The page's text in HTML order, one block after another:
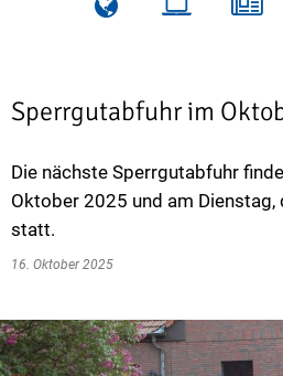
Sperrgutabfuhr im
Die nächste Sperrgutabfuhr
Oktober 2025 und am
statt.
16. Oktober 2025